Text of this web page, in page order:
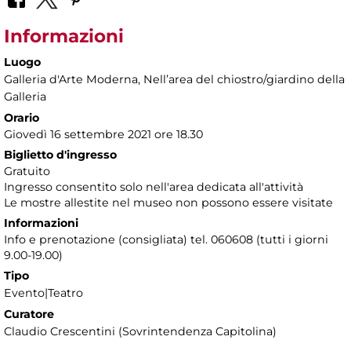
Informazioni
Luogo
Galleria d'Arte Moderna, Nellʼarea del chiostro/giardino della
Galleria
Orario
Giovedì 16 settembre 2021 ore 18.30
Biglietto d'ingresso
Gratuito
Ingresso consentito solo nell'area dedicata all'attività
Le mostre allestite nel museo non possono essere visitate
Informazioni
Info e prenotazione (consigliata) tel. 060608 (tutti i giorni
9.00-19.00)
Tipo
Evento|Teatro
Curatore
Claudio Crescentini (Sovrintendenza Capitolina)